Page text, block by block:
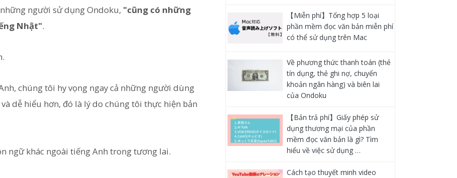
người sử dụng Ondoku, "cũng có những
Nhật".
chúng tôi hy vọng ngay cả những người dùng
dễ hiểu hơn, đó là lý do chúng tôi thực hiện bản
ngữ khác ngoài tiếng Anh trong tương lai.
【Miễn phí】Tổng hợp 5 loại
phần mềm đọc văn bản miễn phí
có thể sử dụng trên Mac
Về phương thức thanh toán (thẻ
tín dụng, thẻ ghi nợ, chuyển
khoản ngân hàng) và biên lai
của Ondoku
【Bản trả phí】Giấy phép sử
dụng thương mại của phần
mềm đọc văn bản là gì? Tìm
hiểu về việc sử dụng …
Cách tạo thuyết minh video